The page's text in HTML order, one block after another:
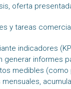
oferta
y tareas
indicadores
informes
medibles